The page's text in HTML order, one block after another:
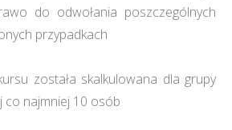
do odwołania poszczególnych
przypadkach
została skalkulowana dla grupy
co najmniej 10 osób